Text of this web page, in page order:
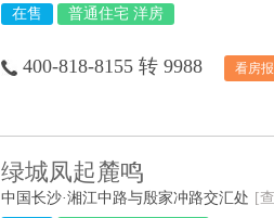
在售
普通住宅 洋房
400-818-8155 转 9988 看房
绿城凤起麓鸣
中国长沙·湘江中路与殷家冲路交汇处 [